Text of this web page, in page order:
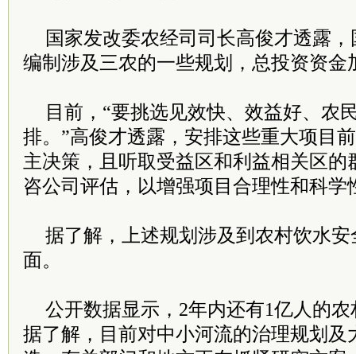
国家发改委农经司司长高俊才透露
编制涉及三农的一些规划，总投资资金
目前，“要挑选见效快、效益好、农
排。”高俊才透露，安排这些重大项目
主决策，且听取受益区和利益相关区的
咨公司评估，以增强项目合理性和科学
据了解，上述规划涉及到农村饮水
面。
公开数据显示，2年内还有1亿人的
据了解，目前对中小河流的治理规划及